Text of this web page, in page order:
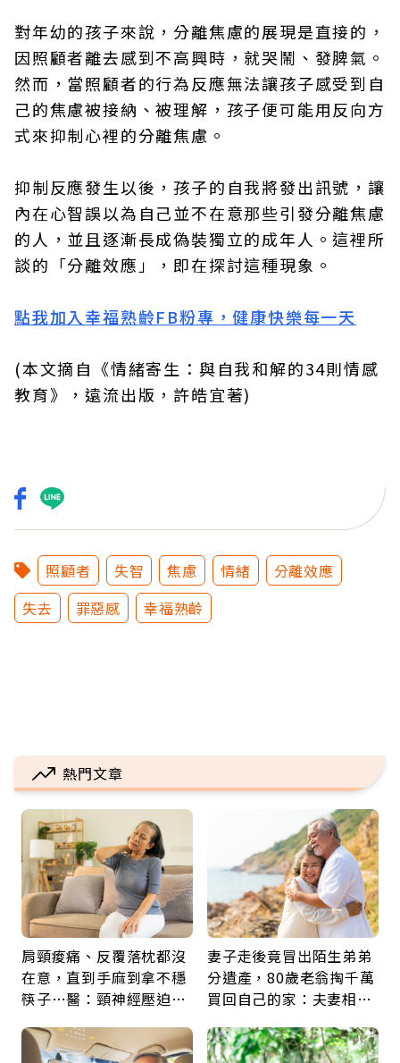
對年幼的孩子來說，分離焦慮的展現是直接的，
因照顧者離去感到不高興時，就哭鬧、發脾氣。
然而，當照顧者的行為反應無法讓孩子感受到自
己的焦慮被接納、被理解，孩子便可能用反向方
式來抑制心裡的分離焦慮。
抑制反應發生以後，孩子的自我將發出訊號，讓
內在心智誤以為自己並不在意那些引發分離焦慮
的人，並且逐漸長成偽裝獨立的成年人。這裡所
談的「分離效應」，即在探討這種現象。
點我加入幸福熟齡FB粉專，健康快樂每一天
(本文摘自《情緒寄生：與自我和解的34則情感
教育》，遠流出版，許皓宜著)
照顧者 失智 焦慮 情緒
分離效應
失去
罪惡感 幸福熟齡
熱門文章
肩頸痠痛、反覆落枕都沒
在意，直到手麻到拿不穩
筷子…醫：頸神經壓迫上
鍵
妻子走後竟冒出陌生弟弟
分遺產，80歲老翁掏千萬
買回自己的家：夫妻相守